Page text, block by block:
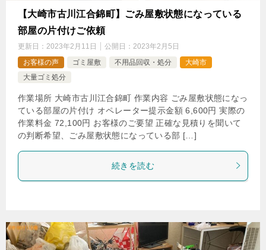
【大崎市古川江合錦町】ごみ屋敷状態になっている
部屋の片付けご依頼
更新日： 2023年2月11日 公開日： 2023年2月5日
お客様の声
ゴミ屋敷 不用品回収・処分
大崎市
大量ゴミ処分
作業場所 大崎市古川江合錦町 作業内容 ごみ屋敷状態になっ
ている部屋の片付け オペレーター提示金額 6,600円 実際の
作業料金 72,100円 お客様のご要望 正確な見積りを聞いて
の判断希望、ごみ屋敷状態になっている部 […]
続きを読む